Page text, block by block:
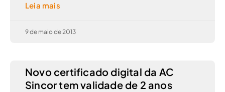
Leia mais
9 de maio de 2013
Novo certificado digital da AC
Sincor tem validade de 2 anos